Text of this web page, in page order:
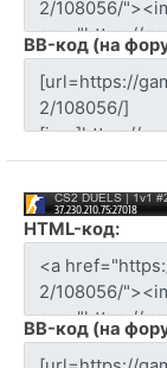
BB-код (на
HTML-код:
BB-код (на